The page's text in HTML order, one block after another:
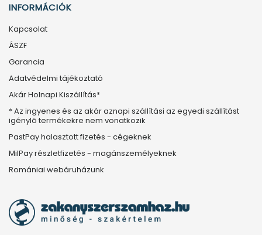
INFORMÁCIÓK
Kapcsolat
ÁSZF
Garancia
Adatvédelmi tájékoztató
Akár Holnapi Kiszállítás*
* Az ingyenes és az akár aznapi szállítási az egyedi szállítást
igénylő termékekre nem vonatkozik
PastPay halasztott fizetés - cégeknek
MilPay részletfizetés - magánszemélyeknek
Romániai webáruházunk